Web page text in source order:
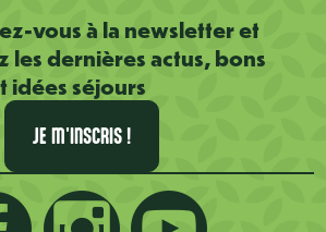
vous à la newsletter et
les dernières actus, bons
idées séjours
JE M'INSCRIS !